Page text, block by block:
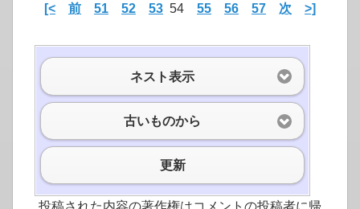
[< 前 51 52 53 54 55 56 57 次 >]
ネスト表示
古いものから
更新